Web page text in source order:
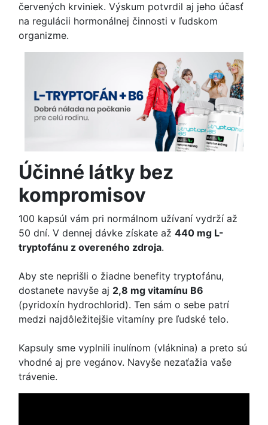
červených krviniek. Výskum potvrdil aj jeho účasť
na regulácii hormonálnej činnosti v ľudskom
organizme.
Účinné látky bez
kompromisov
100 kapsúl vám pri normálnom užívaní vydrží až
50 dní. V dennej dávke získate až 440 mg L-
tryptofánu z overeného zdroja.
Aby ste neprišli o žiadne benefity tryptofánu,
dostanete navyše aj 2,8 mg vitamínu B6
(pyridoxín hydrochlorid). Ten sám o sebe patrí
medzi najdôležitejšie vitamíny pre ľudské telo.
Kapsuly sme vyplnili inulínom (vláknina) a preto sú
vhodné aj pre vegánov. Navyše nezaťažia vaše
trávenie.